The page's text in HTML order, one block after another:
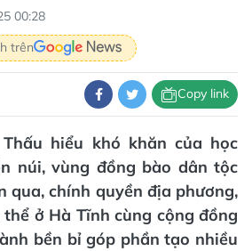
00:28
trên
Copy link
hiểu khó khăn của học
núi, vùng đồng bào dân tộc
qua, chính quyền địa phương,
ở Hà Tĩnh cùng cộng đồng
bền bỉ góp phần tạo nhiều